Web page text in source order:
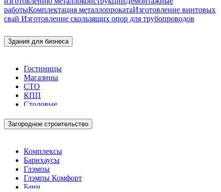
работыКомплектация металлопрокатаИзготовление винтовых
свай Изготовление скользящих опор для трубопроводов
Здания для бизнеса
Гостиницы
Магазины
СТО
КПП
Столовые
Загородное строительство
Комплексы
Барнхаусы
Глэмпы
Глэмпы Комфорт
Бани